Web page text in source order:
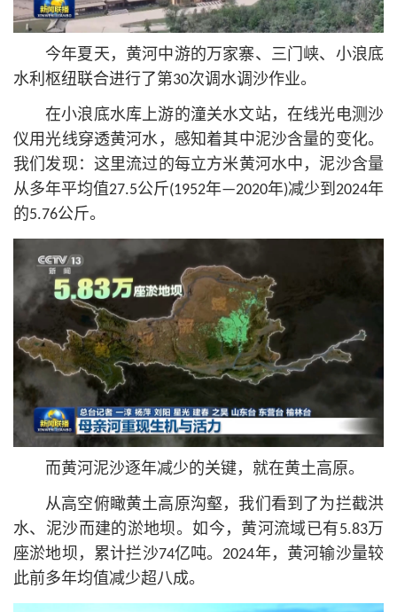
今年夏天，黄河中游的万家寨、三门峡、小浪底
水利枢纽联合进行了第30次调水调沙作业。
在小浪底水库上游的潼关水文站，在线光电测沙
仪用光线穿透黄河水，感知着其中泥沙含量的变化。
我们发现：这里流过的每立方米黄河水中，泥沙含量
从多年平均值27.5公斤(1952年—2020年)减少到2024年
的5.76公斤。
而黄河泥沙逐年减少的关键，就在黄土高原。
从高空俯瞰黄土高原沟壑，我们看到了为拦截洪
水、泥沙而建的淤地坝。如今，黄河流域已有5.83万
座淤地坝，累计拦沙74亿吨。2024年，黄河输沙量较
此前多年均值减少超八成。